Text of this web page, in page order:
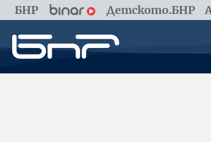
БНР Детското.БНР